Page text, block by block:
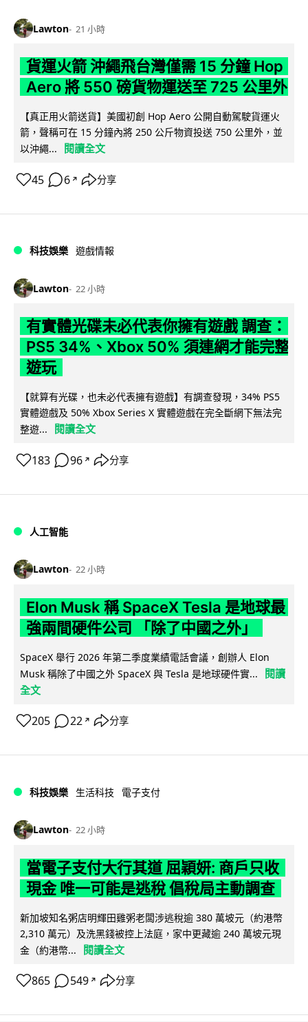
Lawton 21 小時
貨運火箭 沖繩飛台灣僅需 15 分鐘 Hop
Aero 將 550 磅貨物運送至 725 公里外
【真正用火箭送貨】美國初創 Hop Aero 公開自動駕駛貨運火
箭，聲稱可在 15 分鐘內將 250 公斤物資投送 750 公里外，並
以沖繩...
閱讀全文
45 6 ↗ 分享
科技娛樂 遊戲情報
Lawton 22 小時
有實體光碟未必代表你擁有遊戲 調查：
PS5 34%、Xbox 50% 須連網才能完整
遊玩
【就算有光碟，也未必代表擁有遊戲】有調查發現，34% PS5
實體遊戲及 50% Xbox Series X 實體遊戲在完全斷網下無法完
整遊...
閱讀全文
183 96 ↗ 分享
人工智能
Lawton 22 小時
Elon Musk 稱 SpaceX Tesla 是地球最
強兩間硬件公司 「除了中國之外」
SpaceX 舉行 2026 年第二季度業績電話會議，創辦人 Elon
Musk 稱除了中國之外 SpaceX 與 Tesla 是地球硬件實...
閱讀
全文
205 22 ↗ 分享
科技娛樂 生活科技 電子支付
Lawton 22 小時
當電子支付大行其道 屈穎妍: 商戶只收
現金 唯一可能是逃稅 倡稅局主動調查
新加坡知名粥店明輝田雞粥老闆涉逃稅逾 380 萬坡元（約港幣
2,310 萬元）及洗黑錢被控上法庭，家中更藏逾 240 萬坡元現
金（約港幣...
閱讀全文
865 549 ↗ 分享